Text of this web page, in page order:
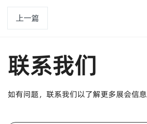
上一篇
联系我们
如有问题，联系我们以了解更多展会信息